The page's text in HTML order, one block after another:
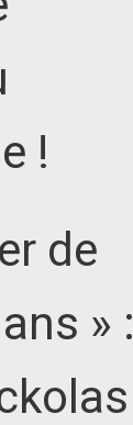
!
de
» :